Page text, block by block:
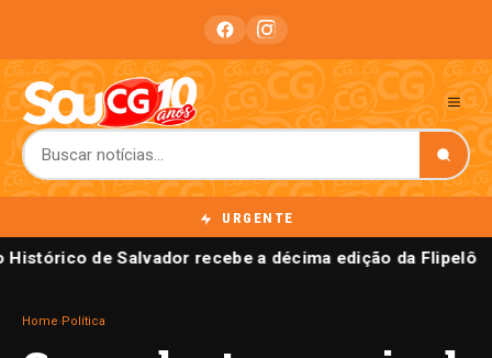
URGENTE
Histórico de Salvador recebe a décima edição da Flipelô
Home Política